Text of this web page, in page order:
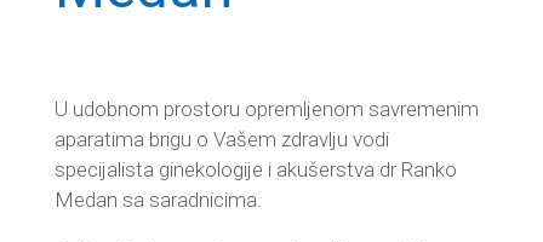
U udobnom prostoru opremljenom savremenim
aparatima brigu o Vašem zdravlju vodi
specijalista ginekologije i akušerstva dr Ranko
Medan sa saradnicima.